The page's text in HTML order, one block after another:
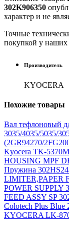
302K906350
характер и не
Точные
покупкой у
Производитель
KYOCERA
Похожие товары
Вал тефлоновый
3035/4035/5035/
(2GR94270/
Kyocera TK-
HOUSING MPF
Пружина
LIMITER,PAPER
POWER SUPPLY
FEED ASSY SP
Colotech Plus Blue
KYOCERA LK-